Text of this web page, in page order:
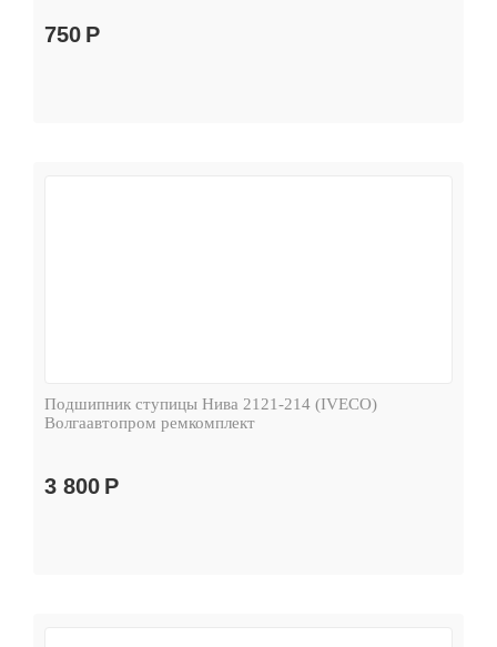
750 Р
Подшипник ступицы Нива 2121-214 (IVECO)
Волгаавтопром ремкомплект
3 800 Р